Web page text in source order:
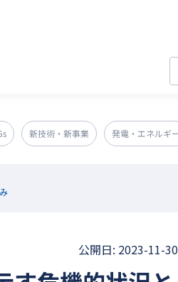
新技術・新事業 発電・エネルギ
公開日: 2023-11-30